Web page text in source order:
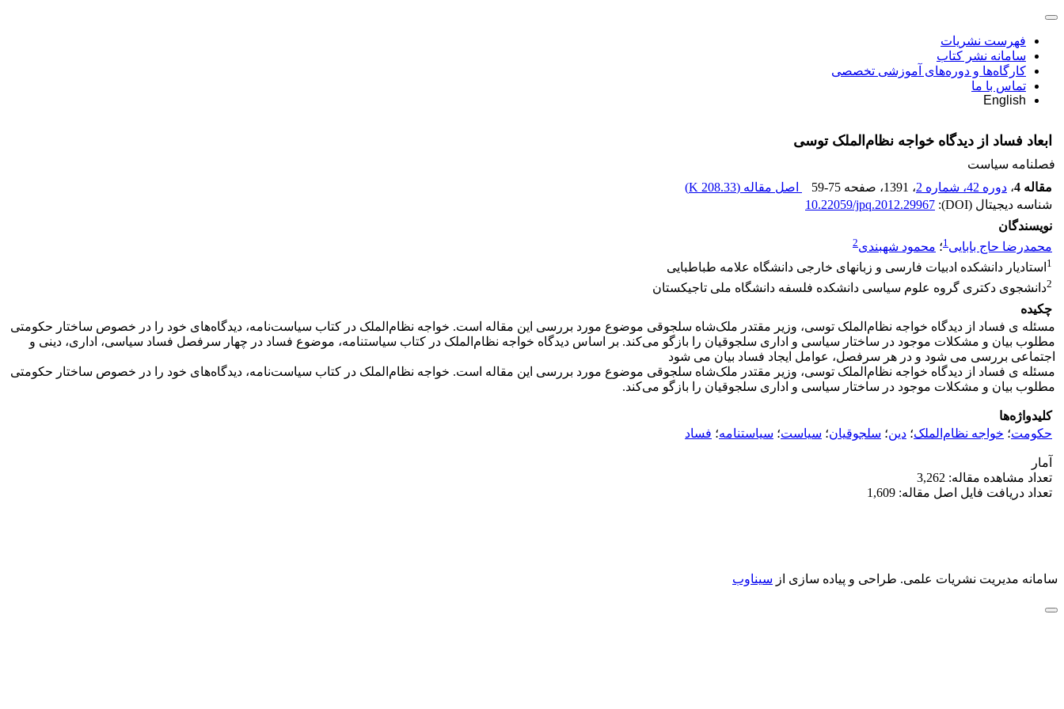
فهرست نشریات
سامانه نشر کتاب
کارگاه‌ها و دوره‌های آموزشی تخصصی
تماس با ما
English
ابعاد فساد از دیدگاه خواجه نظام‌الملک توسی
فصلنامه سیاست
مقاله 4
، دوره 42، شماره 2 ، 1391 ، صفحه 59-75 اصل مقاله (208.33 K
)
شناسه دیجیتال (DOI):
10.22059/jpq.2012.29967
نویسندگان
محمدرضا حاج بابایی1؛ محمود شهبندی2
1 استادیار دانشکده‌ ادبیات فارسی و زبان‏های خارجی دانشگاه علامه طباطبایی
2دانشجوی دکتری گروه علوم سیاسی دانشکده فلسفه دانشگاه ملی تاجیکستان
چکیده
مسئله ی فساد از دیدگاه خواجه نظام‌الملک توسی، وزیر مقتدر ملک‌شاه سلجوقی موضوع مورد بررسی این مقاله است. خواجه نظام‌الملک در کتاب سیاست‌نامه‌، دیدگاه‌های خود را در خصوص ساختار حکومتی
مطلوب بیان و مشکلات موجود در ساختار سیاسی و اداری سلجوقیان را بازگو می‌کند. بر اساس دیدگاه خواجه نظام‌الملک در کتاب سیاستنامه، موضوع فساد در چهار سرفصل فساد سیاسی، اداری، دینی و
اجتماعی بررسی می شود و در هر سرفصل، عوامل ایجاد فساد بیان می شود
مسئله ی فساد از دیدگاه خواجه نظام‌الملک توسی، وزیر مقتدر ملک‌شاه سلجوقی موضوع مورد بررسی این مقاله است. خواجه نظام‌الملک در کتاب سیاست‌نامه‌، دیدگاه‌های خود را در خصوص ساختار حکومتی
مطلوب بیان و مشکلات موجود در ساختار سیاسی و اداری سلجوقیان را بازگو می‌کند.
کلیدواژه‌ها
حکومت؛ خواجه نظام‌الملک؛ دین؛ سلجوقیان؛ سیاست؛ سیاستنامه؛ فساد
آمار
تعداد مشاهده مقاله: 3,262
تعداد دریافت فایل اصل مقاله: 1,609
سامانه مدیریت نشریات علمی. طراحی و پیاده سازی از سیناوب